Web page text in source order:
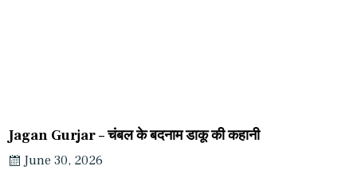
Jagan Gurjar – चंबल के बदनाम डाकू की कहानी
June 30, 2026